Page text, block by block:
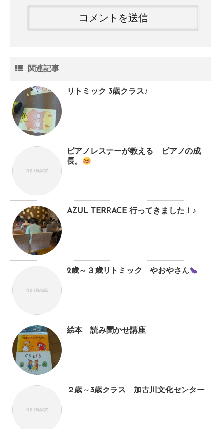
関連記事
リトミック 3歳クラス♪
ピアノレスナーが教える ピアノの成
長。
AZUL TERRACE 行ってきました！♪
2歳～３歳リトミック やおやさん
絵本 読み聞かせ講座
２歳～3歳クラス 加古川文化センター